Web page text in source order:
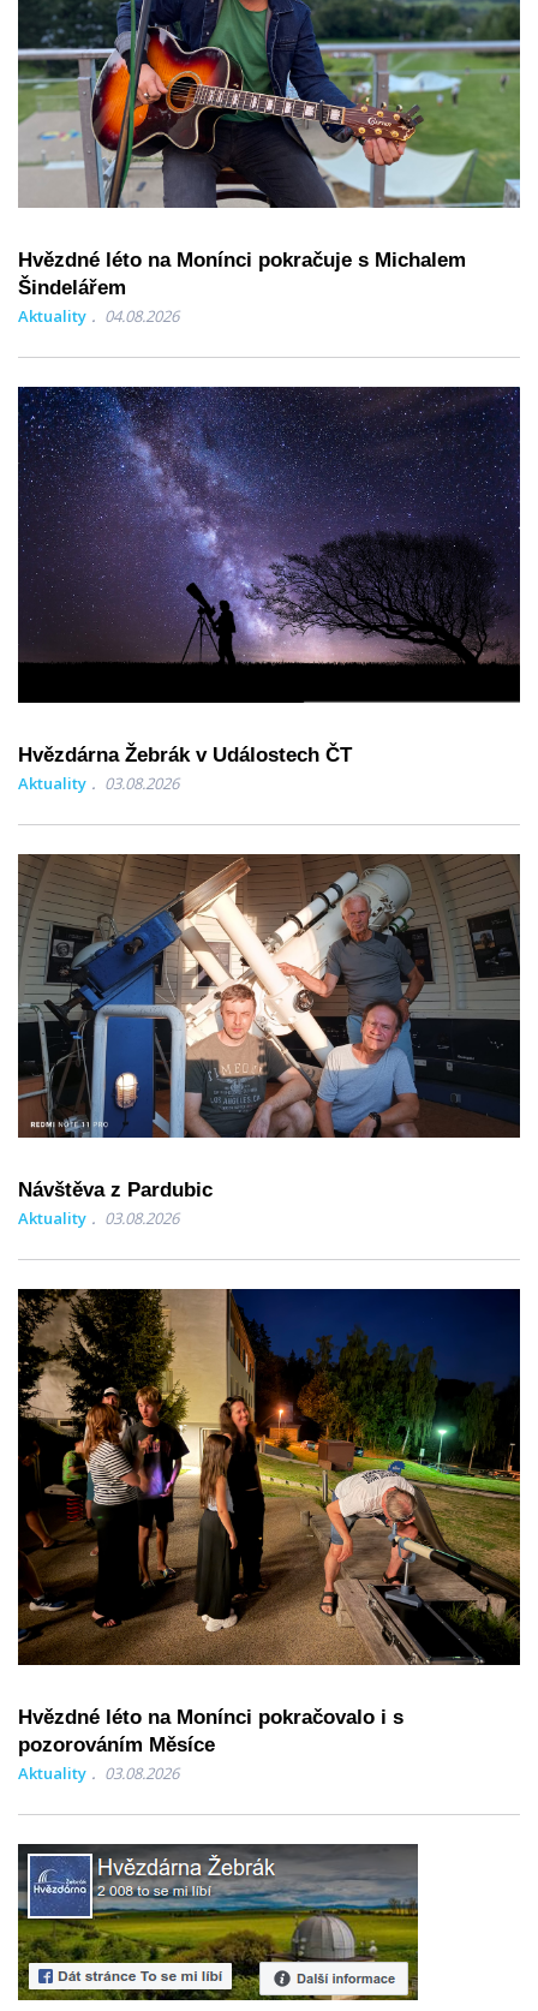
Hvězdné léto na Monínci pokračuje s Michalem
Šindelářem
Aktuality 04.08.2026
Hvězdárna Žebrák v Událostech ČT
Aktuality 03.08.2026
Návštěva z Pardubic
Aktuality 03.08.2026
Hvězdné léto na Monínci pokračovalo i s
pozorováním Měsíce
Aktuality 03.08.2026